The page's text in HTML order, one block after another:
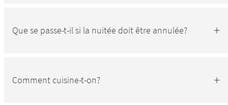
Que se passe-t-il si la nuitée doit être annulée?
Comment cuisine-t-on?